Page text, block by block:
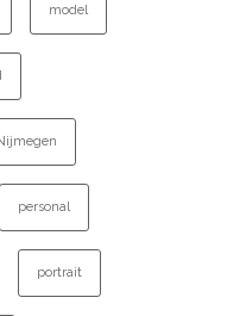
model
personal
portrait